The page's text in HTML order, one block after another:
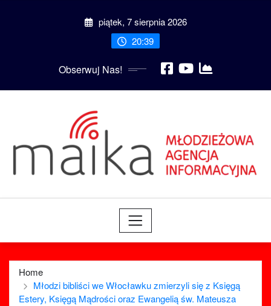
piątek, 7 sierpnia 2026
20:39
Obserwuj Nas!
Home
Młodzi bibliści we Włocławku zmierzyli się z Księgą
Estery, Księgą Mądrości oraz Ewangelią św. Mateusza